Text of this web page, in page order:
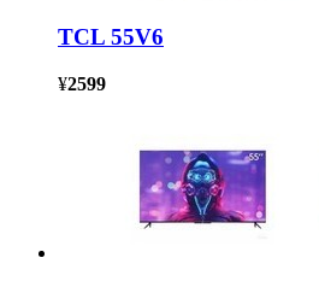
TCL 55V6
¥2599